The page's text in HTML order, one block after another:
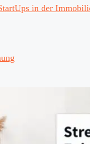
in der